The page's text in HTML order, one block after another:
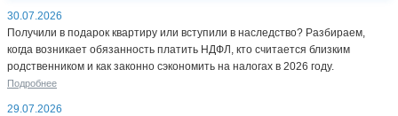
30.07.2026
Получили в подарок квартиру или вступили в наследство? Разбираем,
когда возникает обязанность платить НДФЛ, кто считается близким
родственником и как законно сэкономить на налогах в 2026 году.
Подробнее
29.07.2026